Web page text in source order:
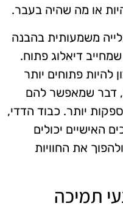
או מה שהיה בעבר.
משמעותית בהבנה
דיאלוג פתוח.
להיות פתוחים יותר
דבר שמאפשר להם
יותר. כבוד הדדי,
האישיים יכולים
את החוויות
תמיכה